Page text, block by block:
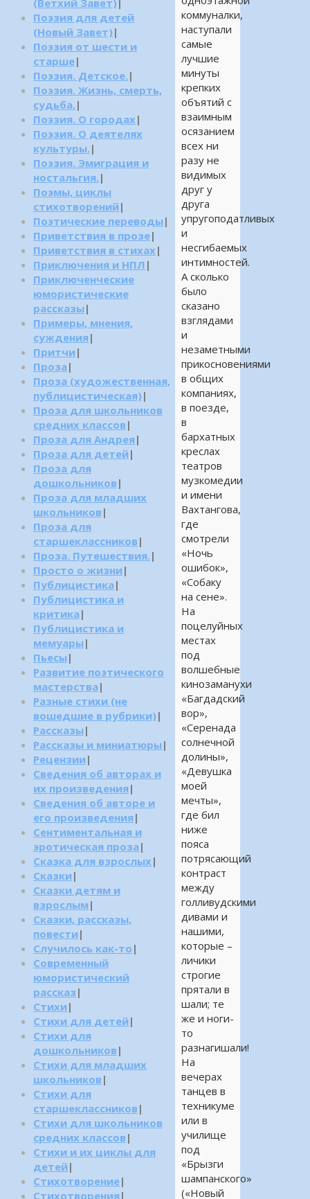
коммуналки,
наступали
самые
лучшие
минуты
крепких
объятий с
взаимным
осязанием
всех ни
разу не
видимых
друг у
друга
упругоподатливых
и
несгибаемых
интимностей.
А сколько
было
сказано
взглядами
и
незаметными
прикосновениями
в общих
компаниях,
в поезде,
в
бархатных
креслах
театров
музкомедии
и имени
Вахтангова,
где
смотрели
«Ночь
ошибок»,
«Собаку
на сене».
На
поцелуйных
местах
под
волшебные
кинозаманухи
«Багдадский
вор»,
«Серенада
солнечной
долины»,
«Девушка
моей
мечты»,
где бил
ниже
пояса
потрясающий
контраст
между
голливудскими
дивами и
нашими,
которые –
личики
строгие
прятали в
шали; те
же и ноги-
то
разнагишали!
На
вечерах
танцев в
техникуме
или в
училище
под
«Брызги
шампанского»
(«Новый
(Ветхий Завет)
Поэзия для детей
(Новый Завет) |
Поэзия от шести и
старше|
Поэзия. Детское. |
Поэзия. Жизнь, смерть,
судьба. |
Поэзия. О городах |
Поэзия. О деятелях
культуры. |
Поэзия. Эмиграция и
ностальгия. |
Поэмы, циклы
стихотворений |
Поэтические переводы |
Приветствия в прозе|
Приветствия в стихах |
Приключения и НПЛ |
Приключенческие
юмористические
рассказы |
Примеры, мнения,
суждения |
Притчи |
Проза |
Проза (художественная,
публицистическая) |
Проза для школьников
средних классов |
Проза для Андрея |
Проза для детей |
Проза для
дошкольников |
Проза для младших
школьников |
Проза для
старшеклассников |
Проза. Путешествия. |
Просто о жизни |
Публицистика |
Публицистика и
критика |
Публицистика и
мемуары |
Пьесы |
Развитие поэтического
мастерства |
Разные стихи (не
вошедшие в рубрики) |
Рассказы |
Рассказы и миниатюры |
Рецензии |
Сведения об авторах и
их произведения |
Сведения об авторе и
его произведения |
Сентиментальная и
эротическая проза |
Сказка для взрослых |
Сказки |
Сказки детям и
взрослым |
Сказки, рассказы,
повести |
Случилось как-то |
Современный
юмористический
рассказ |
Стихи |
Стихи для детей |
Стихи для
дошкольников |
Стихи для младших
школьников |
Стихи для
старшеклассников |
Стихи для школьников
средних классов |
Стихи и их циклы для
детей |
Стихотворение|
Стихотворения |